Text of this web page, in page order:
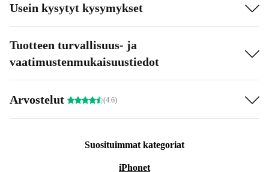
Usein kysytyt kysymykset
Tuotteen turvallisuus- ja
vaatimustenmukaisuustiedot
Arvostelut (4.6)
Suosituimmat kategoriat
iPhonet